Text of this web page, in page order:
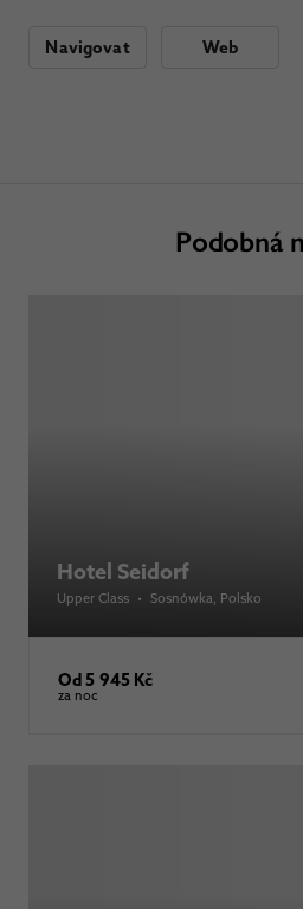
Navigovat Web
Podobná
Hotel Seidorf
Upper Class • Sosnówka , Polsko
Od 5 945 Kč
za noc